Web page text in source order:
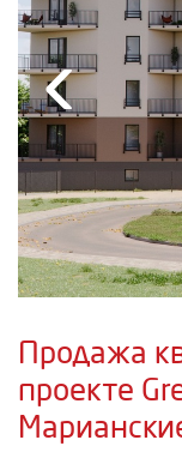
‹
Продажа
проекте